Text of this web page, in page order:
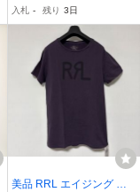
コットン メンズ 中古
入札 - 残り 3日
美品 RRL エイジング 加